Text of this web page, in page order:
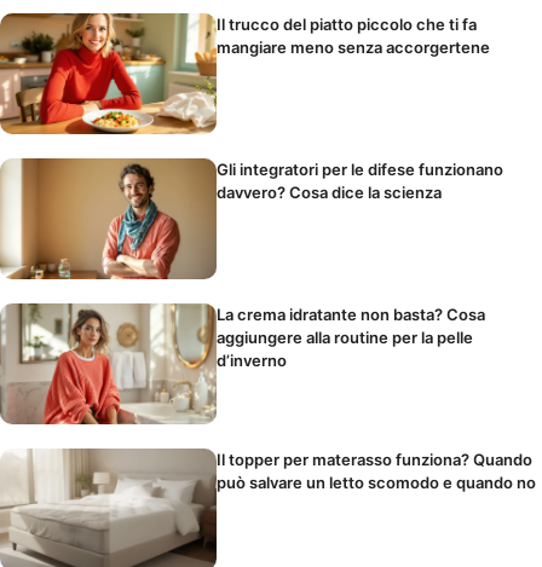
Il trucco del piatto piccolo che ti fa
mangiare meno senza accorgertene
Gli integratori per le difese funzionano
davvero? Cosa dice la scienza
La crema idratante non basta? Cosa
aggiungere alla routine per la pelle
d’inverno
Il topper per materasso funziona? Quando
può salvare un letto scomodo e quando no